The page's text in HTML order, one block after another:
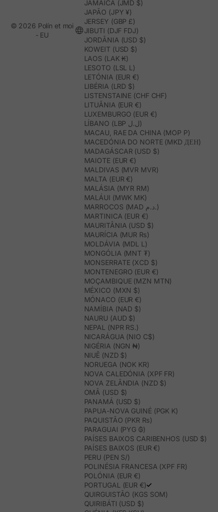
JAMAICA (JMD $)
JAPÃO (JPY ¥)
JERSEY (GBP £)
JIBUTI (DJF FDJ)
JORDÂNIA (USD $)
KOWEIT (USD $)
LAOS (LAK ₭)
LESOTO (LSL L)
LETÓNIA (EUR €)
LIBÉRIA (LRD $)
LISTENSTAINE (CHF CHF)
LITUÂNIA (EUR €)
LUXEMBURGO (EUR €)
LÍBANO (LBP ل.ل)
MACAU, RAE DA CHINA (MOP P)
MACEDÓNIA DO NORTE (MKD ДЕН)
MADAGÁSCAR (USD $)
MAIOTE (EUR €)
MALDIVAS (MVR MVR)
MALTA (EUR €)
MALÁSIA (MYR RM)
MALÁUI (MWK MK)
MARROCOS (MAD د.م.)
MARTINICA (EUR €)
MAURITÂNIA (USD $)
MAURÍCIA (MUR ₨)
MOLDÁVIA (MDL L)
MONGÓLIA (MNT ₮)
MONSERRATE (XCD $)
MONTENEGRO (EUR €)
MOÇAMBIQUE (MZN MTN)
MÉXICO (MXN $)
MÓNACO (EUR €)
NAMÍBIA (NAD $)
NAURU (AUD $)
NEPAL (NPR RS.)
NICARÁGUA (NIO C$)
NIGÉRIA (NGN ₦)
NIUÊ (NZD $)
NORUEGA (NOK KR)
NOVA CALEDÓNIA (XPF FR)
NOVA ZELÂNDIA (NZD $)
OMÃ (USD $)
PANAMÁ (USD $)
PAPUA-NOVA GUINÉ (PGK K)
PAQUISTÃO (PKR ₨)
PARAGUAI (PYG ₲)
PAÍSES BAIXOS CARIBENHOS (USD $)
PAÍSES BAIXOS (EUR €)
PERU (PEN S/)
POLINÉSIA FRANCESA (XPF FR)
POLÓNIA (EUR €)
PORTUGAL (EUR €)
QUIRGUISTÃO (KGS SOM)
QUIRIBÁTI (USD $)
© 2026 Polín et moi
- EU